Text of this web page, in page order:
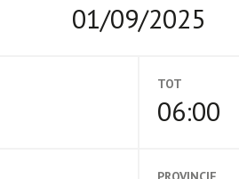
01/09/2025
TOT
06:00